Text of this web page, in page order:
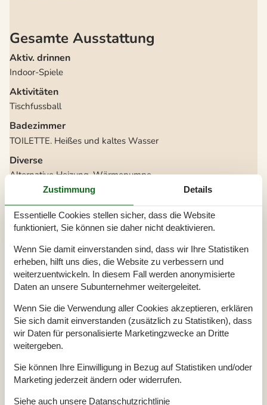
Gesamte Ausstattung
Aktiv. drinnen
Indoor-Spiele
Aktivitäten
Tischfussball
Badezimmer
TOILETTE. Heißes und kaltes Wasser
Diverse
Alternative Heizung, Wärmepumpe
Anzahl Haustiere
Anzahl Hochstühle 1
Anzahl Kinderbetten 1
Anzahl kostenloser Kinder (<4 Jahre) 1
Anzahl Sonnenliegen
Baujahr 2014
EL exkl.
Ferienhaus 99 m²
Haustiere Ja 2
Kabelfernsehen, Deutsch und Skandinavisch
Self-Service-Check-in
Waschmaschine
Wasser inkl.
Winterfest
Wäschetrockner
Gartenmöbel
Grill
Landschaftsgarten 705 m²
Zustimmung Details
Essentielle Cookies stellen sicher, dass die Website
funktioniert, Sie können sie daher nicht deaktivieren.
Wenn Sie damit einverstanden sind, dass wir Ihre Statistiken
erheben, hilft uns dies, die Website zu verbessern und
weiterzuentwickeln. In diesem Fall werden anonymisierte
Daten an unsere Subunternehmer weitergeleitet.
Wenn Sie die Verwendung aller Cookies akzeptieren, erklären
Sie sich damit einverstanden (zusätzlich zu Statistiken), dass
wir Daten für personalisierte Marketingzwecke an Dritte
weitergeben.
Sie können Ihre Einwilligung in Bezug auf Statistiken und/oder
Marketing jederzeit ändern oder widerrufen.
Siehe auch unsere Datanschutzrichtlinie